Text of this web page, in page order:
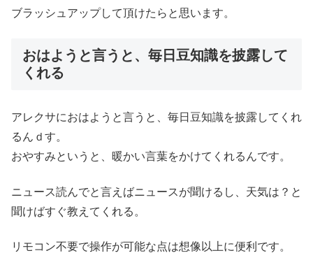
ブラッシュアップして頂けたらと思います。
おはようと言うと、毎日豆知識を披露して
くれる
アレクサにおはようと言うと、毎日豆知識を披露してくれ
るんｄす。
おやすみというと、暖かい言葉をかけてくれるんです。
ニュース読んでと言えばニュースが聞けるし、天気は？と
聞けばすぐ教えてくれる。
リモコン不要で操作が可能な点は想像以上に便利です。